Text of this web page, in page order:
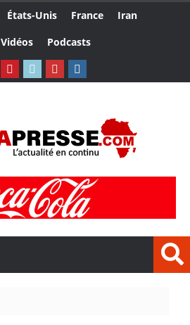
États-Unis France
Iran
Vidéos Podcasts